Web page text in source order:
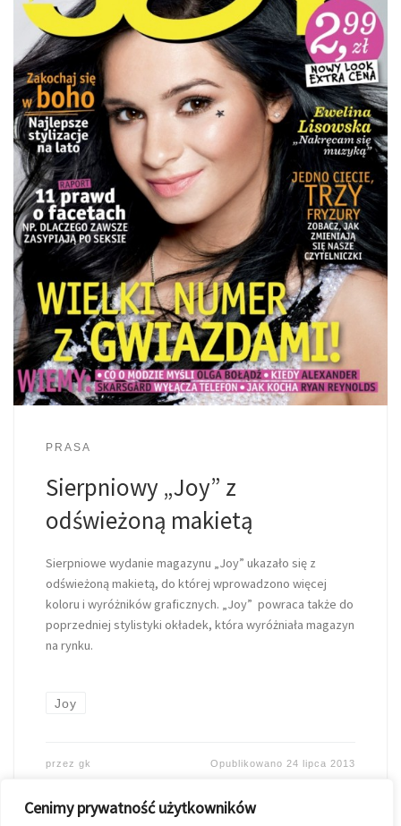
Cenimy prywatność użytkowników
PRASA
Sierpniowy „Joy” z
odświeżoną makietą
Sierpniowe wydanie magazynu „Joy” ukazało się z
odświeżoną makietą, do której wprowadzono więcej
koloru i wyróżników graficznych. „Joy” powraca także do
poprzedniej stylistyki okładek, która wyróżniała magazyn
na rynku.
Joy
przez gk Opublikowano 24 lipca 2013